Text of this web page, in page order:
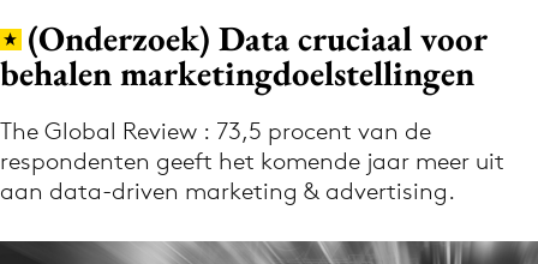
Download de app
Volg het laatste nieuws via de Adformatie
Nieuws app
(Onderzoek) Data cruciaal voor
behalen marketingdoelstellingen
The Global Review : 73,5 procent van de
respondenten geeft het komende jaar meer uit
aan data-driven marketing & advertising.